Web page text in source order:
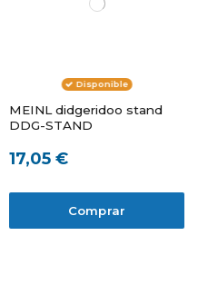
Disponible
MEINL didgeridoo stand
DDG-STAND
17,05 €
Comprar